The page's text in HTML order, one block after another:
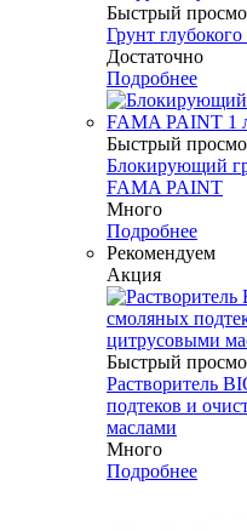
Быстрый
Грунт
Достаточно
Подробнее
Быстрый
Блокирующий
FAMA PAINT
Много
Подробнее
Рекомендуем
Акция
Быстрый
Растворитель
подтеков и
маслами
Много
Подробнее